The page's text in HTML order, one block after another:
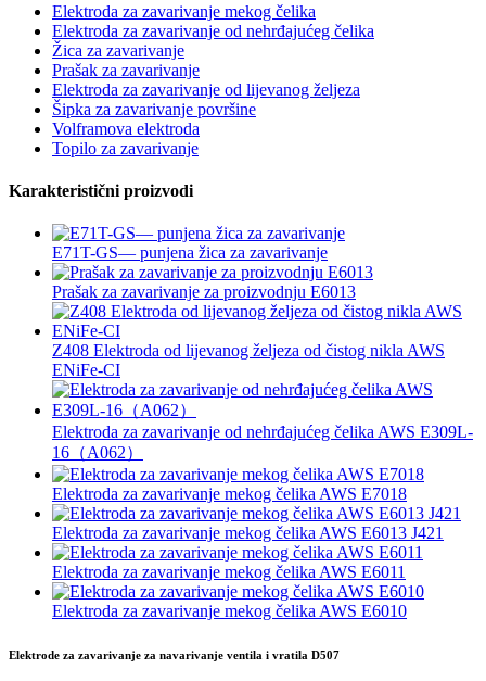
Elektroda za zavarivanje mekog čelika
Elektroda za zavarivanje od nehrđajućeg čelika
Žica za zavarivanje
Prašak za zavarivanje
Elektroda za zavarivanje od lijevanog željeza
Šipka za zavarivanje površine
Volframova elektroda
Topilo za zavarivanje
Karakteristični proizvodi
E71T-GS— punjena žica za zavarivanje
Prašak za zavarivanje za proizvodnju E6013
Z408 Elektroda od lijevanog željeza od čistog nikla AWS
ENiFe-CI
Elektroda za zavarivanje od nehrđajućeg čelika AWS E309L-
16（A062）
Elektroda za zavarivanje mekog čelika AWS E7018
Elektroda za zavarivanje mekog čelika AWS E6013 J421
Elektroda za zavarivanje mekog čelika AWS E6011
Elektroda za zavarivanje mekog čelika AWS E6010
Elektrode za zavarivanje za navarivanje ventila i vratila D507